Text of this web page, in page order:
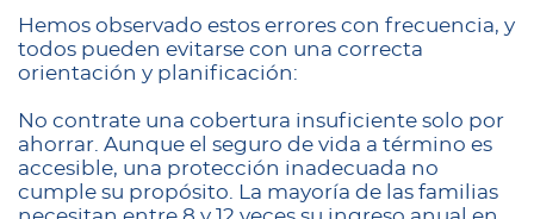
Hemos observado estos errores con frecuencia, y
todos pueden evitarse con una correcta
orientación y planificación:
No contrate una cobertura insuficiente solo por
ahorrar. Aunque el seguro de vida a término es
accesible, una protección inadecuada no
cumple su propósito. La mayoría de las familias